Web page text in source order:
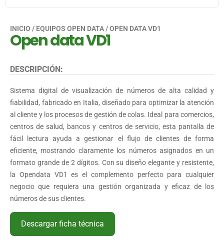
INICIO / EQUIPOS OPEN DATA/ OPEN DATA VD1
Open data VD1
DESCRIPCIÓN:
Sistema digital de visualización de números de alta calidad y
fiabilidad, fabricado en Italia, diseñado para optimizar la atención
al cliente y los procesos de gestión de colas. Ideal para comercios,
centros de salud, bancos y centros de servicio, esta pantalla de
fácil lectura ayuda a gestionar el flujo de clientes de forma
eficiente, mostrando claramente los números asignados en un
formato grande de 2 dígitos. Con su diseño elegante y resistente,
la Opendata VD1 es el complemento perfecto para cualquier
negocio que requiera una gestión organizada y eficaz de los
números de sus clientes.
Descargar ficha técnica